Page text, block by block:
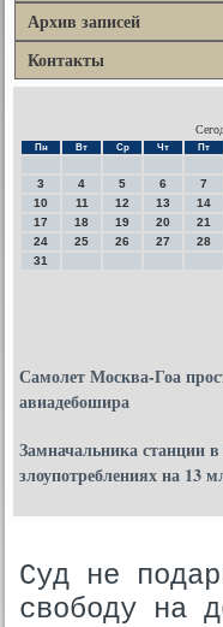
Архив записей
Контакты
Пн Вт Ср Чт Пт
3
4 5 6 7
10
11 12 13 14
17
18 19 20 21
24
25 26 27 28
31
Самолет Москва-Гоа
авиадебошира
Замначальника станции
злоупотреблениях на 13
Суд не
свободу на